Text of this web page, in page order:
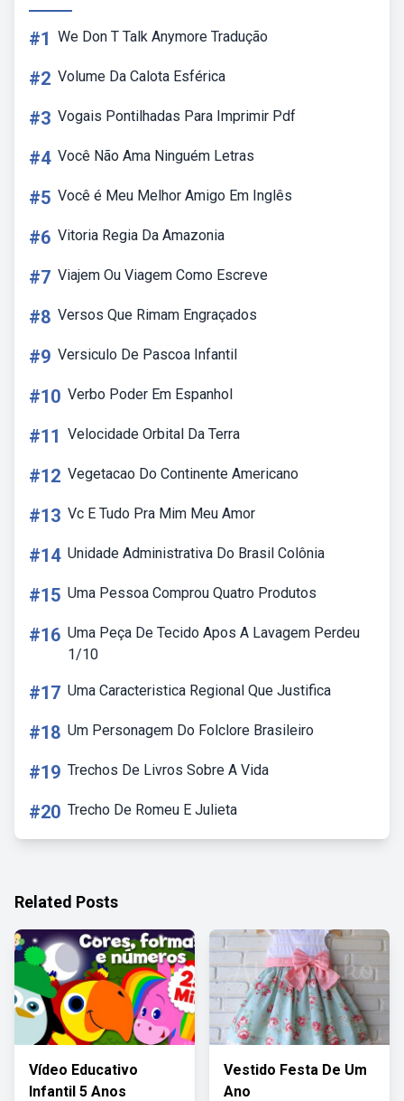
#1 We Don T Talk Anymore Tradução
#2 Volume Da Calota Esférica
#3 Vogais Pontilhadas Para Imprimir Pdf
#4 Você Não Ama Ninguém Letras
#5 Você é Meu Melhor Amigo Em Inglês
#6 Vitoria Regia Da Amazonia
#7 Viajem Ou Viagem Como Escreve
#8 Versos Que Rimam Engraçados
#9 Versiculo De Pascoa Infantil
#10 Verbo Poder Em Espanhol
#11 Velocidade Orbital Da Terra
#12 Vegetacao Do Continente Americano
#13 Vc E Tudo Pra Mim Meu Amor
#14 Unidade Administrativa Do Brasil Colônia
#15 Uma Pessoa Comprou Quatro Produtos
#16 Uma Peça De Tecido Apos A Lavagem Perdeu
1/10
#17 Uma Caracteristica Regional Que Justifica
#18 Um Personagem Do Folclore Brasileiro
#19 Trechos De Livros Sobre A Vida
#20 Trecho De Romeu E Julieta
Related Posts
Vídeo Educativo
Infantil 5 Anos
Vestido Festa De Um
Ano